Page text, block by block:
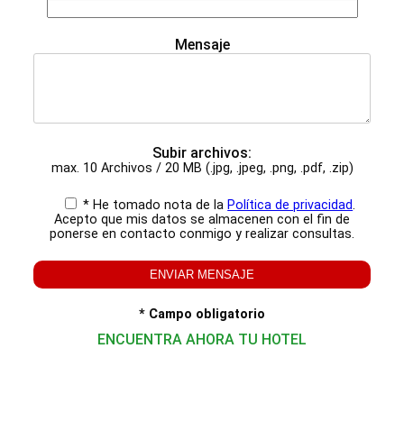
Mensaje
Subir archivos:
max. 10 Archivos / 20 MB (.jpg, .jpeg, .png, .pdf, .zip)
* He tomado nota de la Política de privacidad.
Acepto que mis datos se almacenen con el fin de
ponerse en contacto conmigo y realizar consultas.
* Campo obligatorio
ENCUENTRA AHORA TU HOTEL